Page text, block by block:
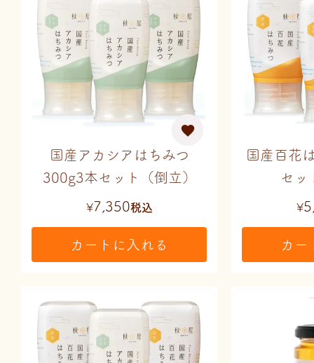
国産アカシアはちみつ
300g3本セット（倒立）
¥7,350税込
カートに入れる
国産百花
セッ
¥
カー